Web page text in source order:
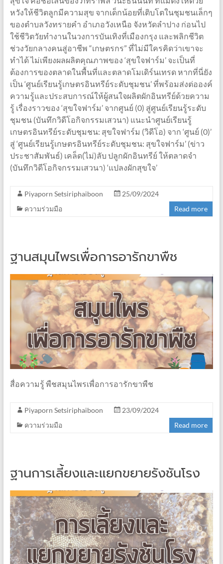
หวังให้ชีวิตลูกมีความสุข จากเด็กน้อยที่เติบโตในชุมชนเล็กๆ
ของตำบลวังทรายคำ อำเภอวังเหนือ จังหวัดลำปาง ก่อนไป
ใช้ชีวิตวัยทำงานในวงการบันเทิงที่เมืองกรุง และพลิกชีวิต
ช่วงวัยกลางคนสู่อาชีพ “เกษตรกร” ที่ไม่มีใครคิดว่าเขาจะ
ทำได้ ไม่เพียงผลผลิตคุณภาพของ ‘สุขใจฟาร์ม’ จะเป็นที่
ต้องการของตลาดในพื้นที่และตลาดโมเดิร์นเทรด หากที่นี่ยัง
เป็น ‘ศูนย์เรียนรู้เกษตรอินทรีย์ระดับชุมชน’ ที่พร้อมส่งต่อองค์
ความรู้และประสบการณ์ให้ผู้สนใจผลิตผักอินทรีย์ด้วยความ
รู้ เรื่องราวของ ‘สุขใจฟาร์ม’ จากศูนย์ (0) สู่ศูนย์เรียนรู้ระดับ
ชุมชน (บันทึกวิดีโอกิจกรรมเสวนา) แนะนำศูนย์เรียนรู้
เกษตรอินทรีย์ระดับชุมชน: สุขใจฟาร์ม (วิดีโอ) จาก ‘ศูนย์ (0)’
สู่ ‘ศูนย์เรียนรู้เกษตรอินทรีย์ระดับชุมชน: สุขใจฟาร์ม’ (ข่าว
ประชาสัมพันธ์) เคล็ด(ไม่)ลับ ปลูกผักอินทรีย์ ให้ตลาดจำ
(บันทึกวิดีโอกิจกรรมเสวนา) ‘แปลงผักสุขใจ’
Piyaporn Setsiriphaiboon
25/09/2024
ความร่วมมือ
Read more
ฐานสมุนไพรเพื่อการอารักขาพืช
สื่อความรู้ พืชสมุนไพรเพื่อการอารักขาพืช
Piyaporn Setsiriphaiboon
23/09/2024
ความร่วมมือ
Read more
ฐานการเลี้ยงและแยกขยายรังชันโรง